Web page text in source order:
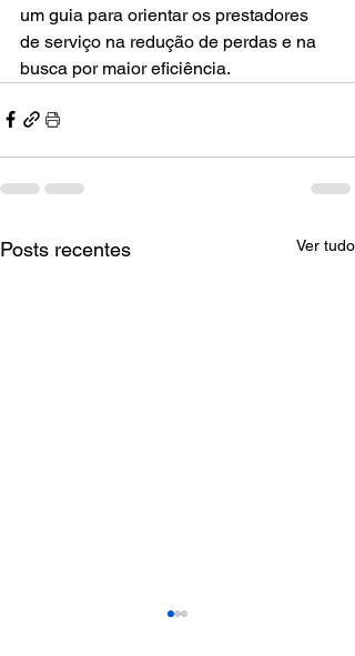
um guia para orientar os prestadores
de serviço na redução de perdas e na
busca por maior eficiência.
Posts recentes Ver tudo